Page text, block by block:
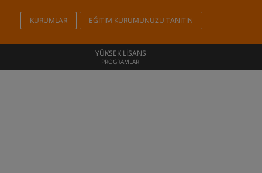
KURUMLAR EĞITIM KURUMUNUZU TANITIN
YÜKSEK LISANS
PROGRAMLARI